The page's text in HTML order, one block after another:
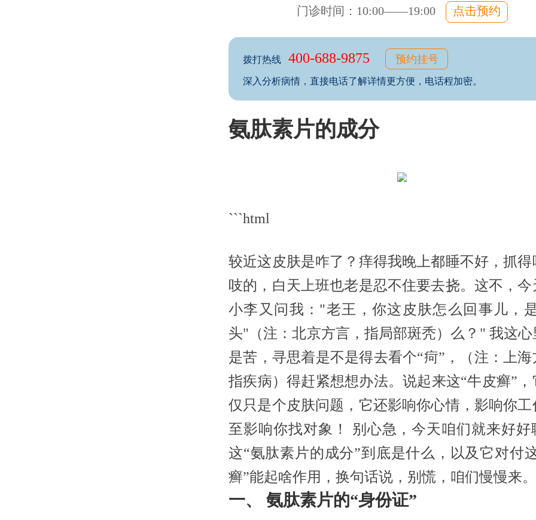
门诊时间：10:00——19:00 点击预约
拨打热线 400-688-9875 预约挂号
深入分析病情，直接电话了解详情更方便，电话程加密。
氨肽素片的成分
```html
较近这皮肤是咋了？痒得我晚上都睡不好，抓得
吱的，白天上班也老是忍不住要去挠。这不，今
小李又问我："老王，你这皮肤怎么回事儿，
头"（注：北京方言，指局部斑秃）么？" 我这心
是苦，寻思着是不是得去看个“疴”，（注：上海
指疾病）得赶紧想想办法。说起来这“牛皮癣”，
仅只是个皮肤问题，它还影响你心情，影响你工
至影响你找对象！ 别心急，今天咱们就来好好
这“氨肽素片的成分”到底是什么，以及它对付
癣”能起啥作用，换句话说，别慌，咱们慢慢来。
一、 氨肽素片的“身份证”